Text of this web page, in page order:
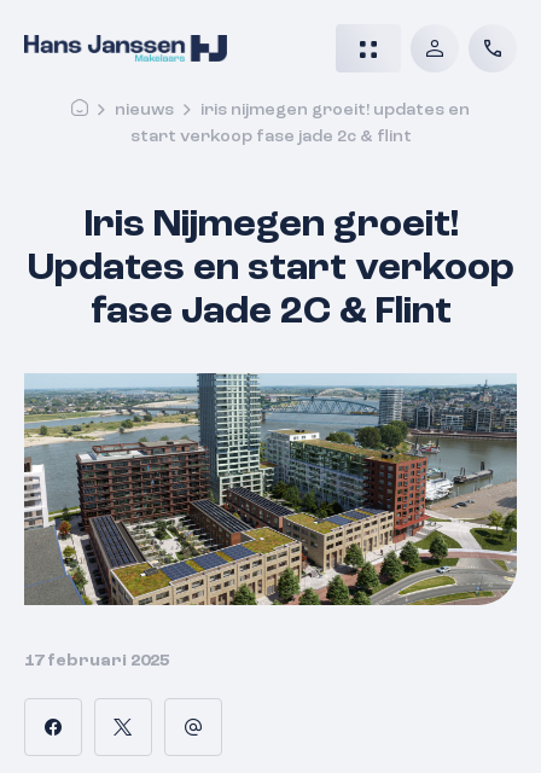
nieuws
iris nijmegen groeit! updates en
start verkoop fase jade 2c & flint
Iris Nijmegen groeit!
Updates en start verkoop
fase Jade 2C & Flint
17 februari 2025